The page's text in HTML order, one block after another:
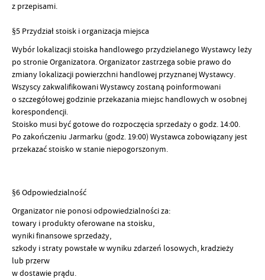
z przepisami.
§5 Przydział stoisk i organizacja miejsca
Wybór lokalizacji stoiska handlowego przydzielanego Wystawcy leży
po stronie Organizatora. Organizator zastrzega sobie prawo do
zmiany lokalizacji powierzchni handlowej przyznanej Wystawcy.
Wszyscy zakwalifikowani Wystawcy zostaną poinformowani
o szczegółowej godzinie przekazania miejsc handlowych w osobnej
korespondencji.
Stoisko musi być gotowe do rozpoczęcia sprzedaży o godz. 14:00.
Po zakończeniu Jarmarku (godz. 19:00) Wystawca zobowiązany jest
przekazać stoisko w stanie niepogorszonym.
§6 Odpowiedzialność
Organizator nie ponosi odpowiedzialności za:
towary i produkty oferowane na stoisku,
wyniki finansowe sprzedaży,
szkody i straty powstałe w wyniku zdarzeń losowych, kradzieży
lub przerw
w dostawie prądu.